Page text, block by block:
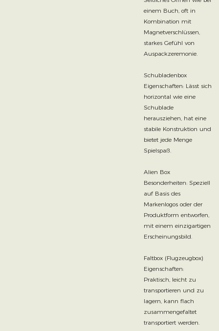
einem Buch, oft in
Kombination mit
Magnetverschlüssen,
starkes Gefühl von
Auspackzeremonie.
Schubladenbox
Eigenschaften: Lässt sich
horizontal wie eine
Schublade
herausziehen, hat eine
stabile Konstruktion und
bietet jede Menge
Spielspaß.
Alien Box
Besonderheiten: Speziell
auf Basis des
Markenlogos oder der
Produktform entworfen,
mit einem einzigartigen
Erscheinungsbild.
Faltbox (Flugzeugbox)
Eigenschaften:
Praktisch, leicht zu
transportieren und zu
lagern, kann flach
zusammengefaltet
transportiert werden.